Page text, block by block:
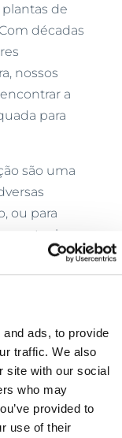
ads, to provide
traffic. We also
site with our social
who may
provided to
use of their
de
décadas
nossos
a
para
são uma
ou para
pontuais.
seu
locação ou
grosas